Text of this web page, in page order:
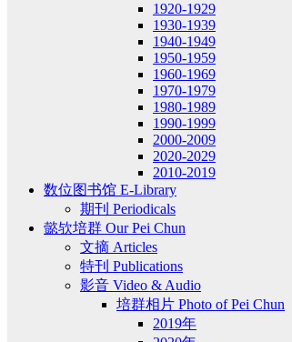
1920-1929
1930-1939
1940-1949
1950-1959
1960-1969
1970-1979
1980-1989
1990-1999
2000-2009
2020-2029
2010-2019
数位图书馆 E-Library
期刊 Periodicals
懿欤培群 Our Pei Chun
文摘 Articles
特刊 Publications
影音 Video & Audio
培群相片 Photo of Pei Chun
2019年